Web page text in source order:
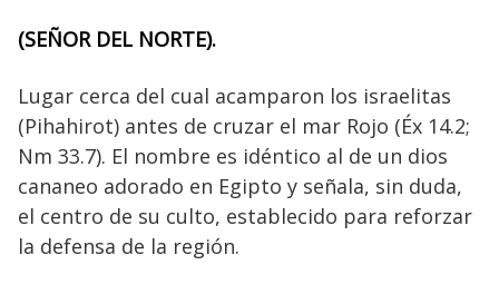
(SEÑOR DEL NORTE).
Lugar cerca del cual acamparon los israelitas
(Pihahirot) antes de cruzar el mar Rojo (Éx 14.2;
Nm 33.7). El nombre es idéntico al de un dios
cananeo adorado en Egipto y señala, sin duda,
el centro de su culto, establecido para reforzar
la defensa de la región.